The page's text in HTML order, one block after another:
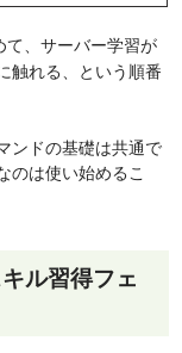
て、サーバー学習が
触れる、という順番
ンドの基礎は共通で
のは使い始めるこ
ル習得フェ